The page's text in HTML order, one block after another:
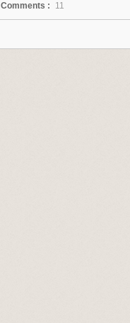
Comments :
11